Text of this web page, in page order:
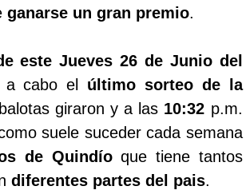
ganarse un gran premio.
este Jueves 26 de Junio del
a cabo el último sorteo de la
giraron y a las 10:32 p.m.
suele suceder cada semana
de Quindíoque tiene tantos
diferentes partes del pais.